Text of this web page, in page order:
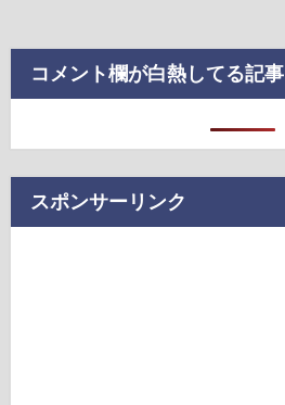
コメント欄が白熱してる記事
スポンサーリンク